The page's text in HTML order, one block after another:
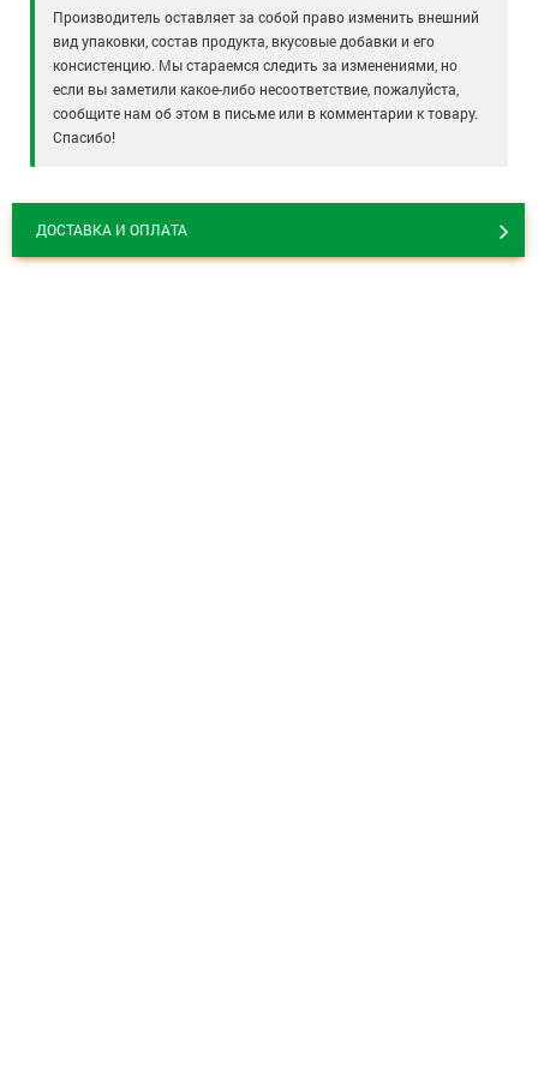
Производитель оставляет за собой право изменить внешний
вид упаковки, состав продукта, вкусовые добавки и его
консистенцию. Мы стараемся следить за изменениями, но
если вы заметили какое-либо несоответствие, пожалуйста,
сообщите нам об этом в письме или в комментарии к товару.
Спасибо!
ДОСТАВКА И ОПЛАТА